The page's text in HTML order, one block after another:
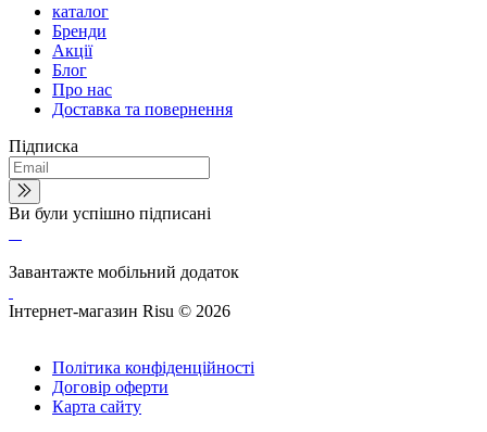
каталог
Бренди
Акції
Блог
Про нас
Доставка та повернення
Підписка
Ви були успішно підписані
Завантажте мобільний додаток
Інтернет-магазин Risu © 2026
Політика конфіденційності
Договір оферти
Карта сайту